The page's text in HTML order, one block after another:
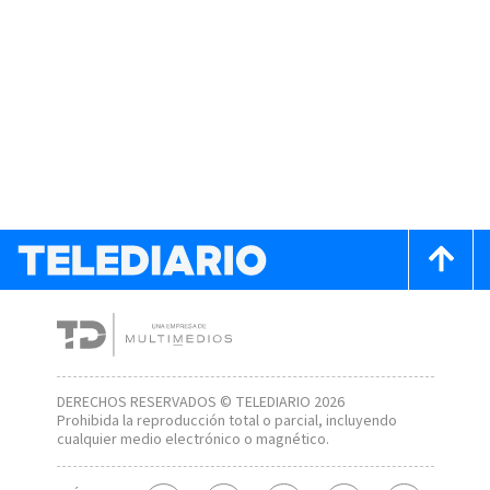
DERECHOS RESERVADOS © TELEDIARIO 2026
Prohibida la reproducción total o parcial, incluyendo
cualquier medio electrónico o magnético.